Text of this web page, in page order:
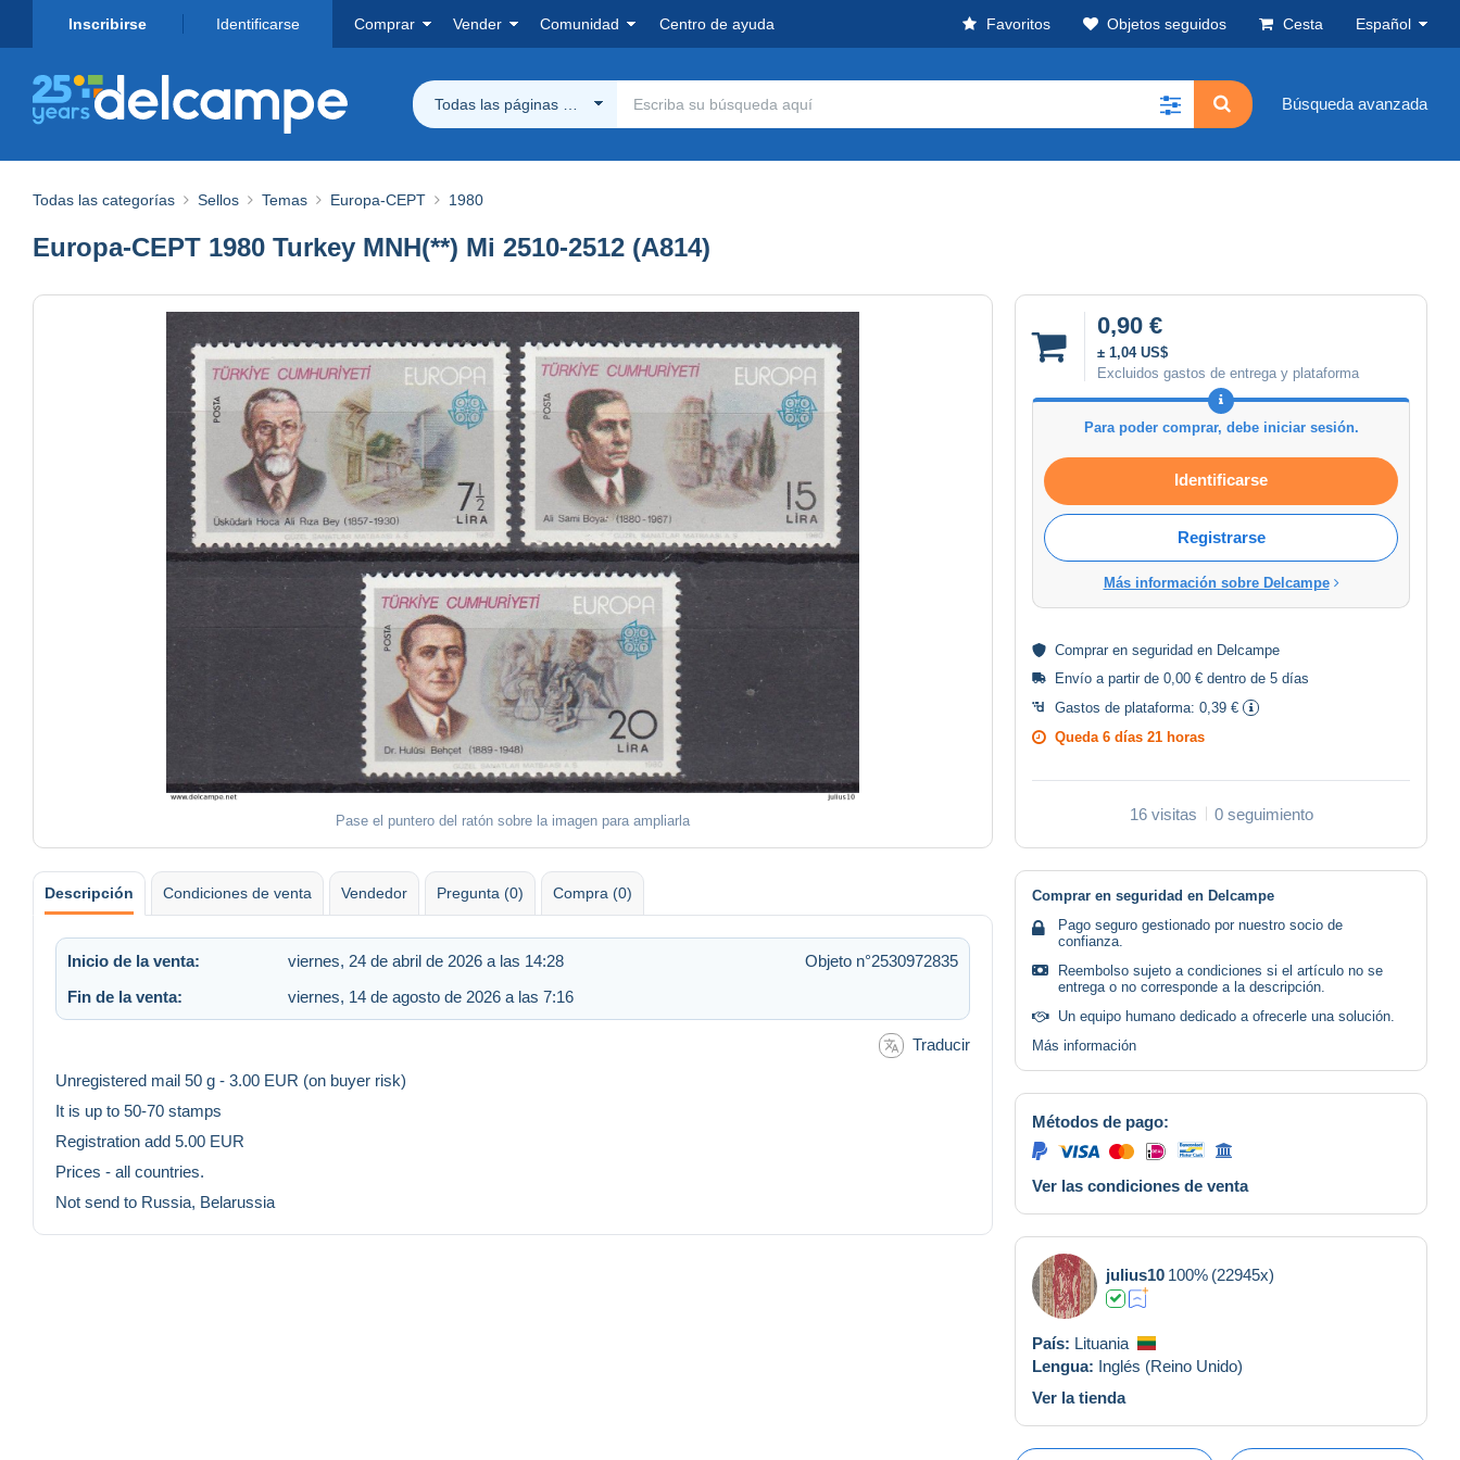
Inscribirse Identificarse Comprar Vender Comunidad Centro de ayuda Favoritos Objetos seguidos Cesta Español
Todas las páginas Delcampe Búsqueda avanzada
Todas las categorías Sellos Temas Europa-CEPT 1980
Europa-CEPT 1980 Turkey MNH(**) Mi 2510-2512 (A814)
Pase el puntero del ratón sobre la imagen para ampliarla
0,90 €
± 1,04 US$
Excluidos gastos de entrega y plataforma
Para poder comprar, debe iniciar sesión.
Identificarse
Registrarse
Más información sobre Delcampe
Comprar en seguridad en Delcampe
Envío a partir de 0,00 € dentro de 5 días
Gastos de plataforma: 0,39 €
Queda 6 días 21 horas
16 visitas 0 seguimiento
Descripción Condiciones de venta Vendedor Pregunta (0) Compra (0)
Inicio de la venta: viernes, 24 de abril de 2026 a las 14:28
Objeto n°2530972835
Fin de la venta:
viernes, 14 de agosto de 2026 a las 7:16
Traducir
Unregistered mail 50 g - 3.00 EUR (on buyer risk)
It is up to 50-70 stamps
Registration add 5.00 EUR
Prices - all countries.
Not send to Russia, Belarussia
Comprar en seguridad en Delcampe
Pago seguro gestionado por nuestro socio de
confianza.
Reembolso sujeto a condiciones si el artículo no se
entrega o no corresponde a la descripción.
Un equipo humano dedicado a ofrecerle una solución.
Más información
Métodos de pago:
Ver las condiciones de venta
julius10 100% (22945x)
País: Lituania
Lengua: Inglés (Reino Unido)
Ver la tienda